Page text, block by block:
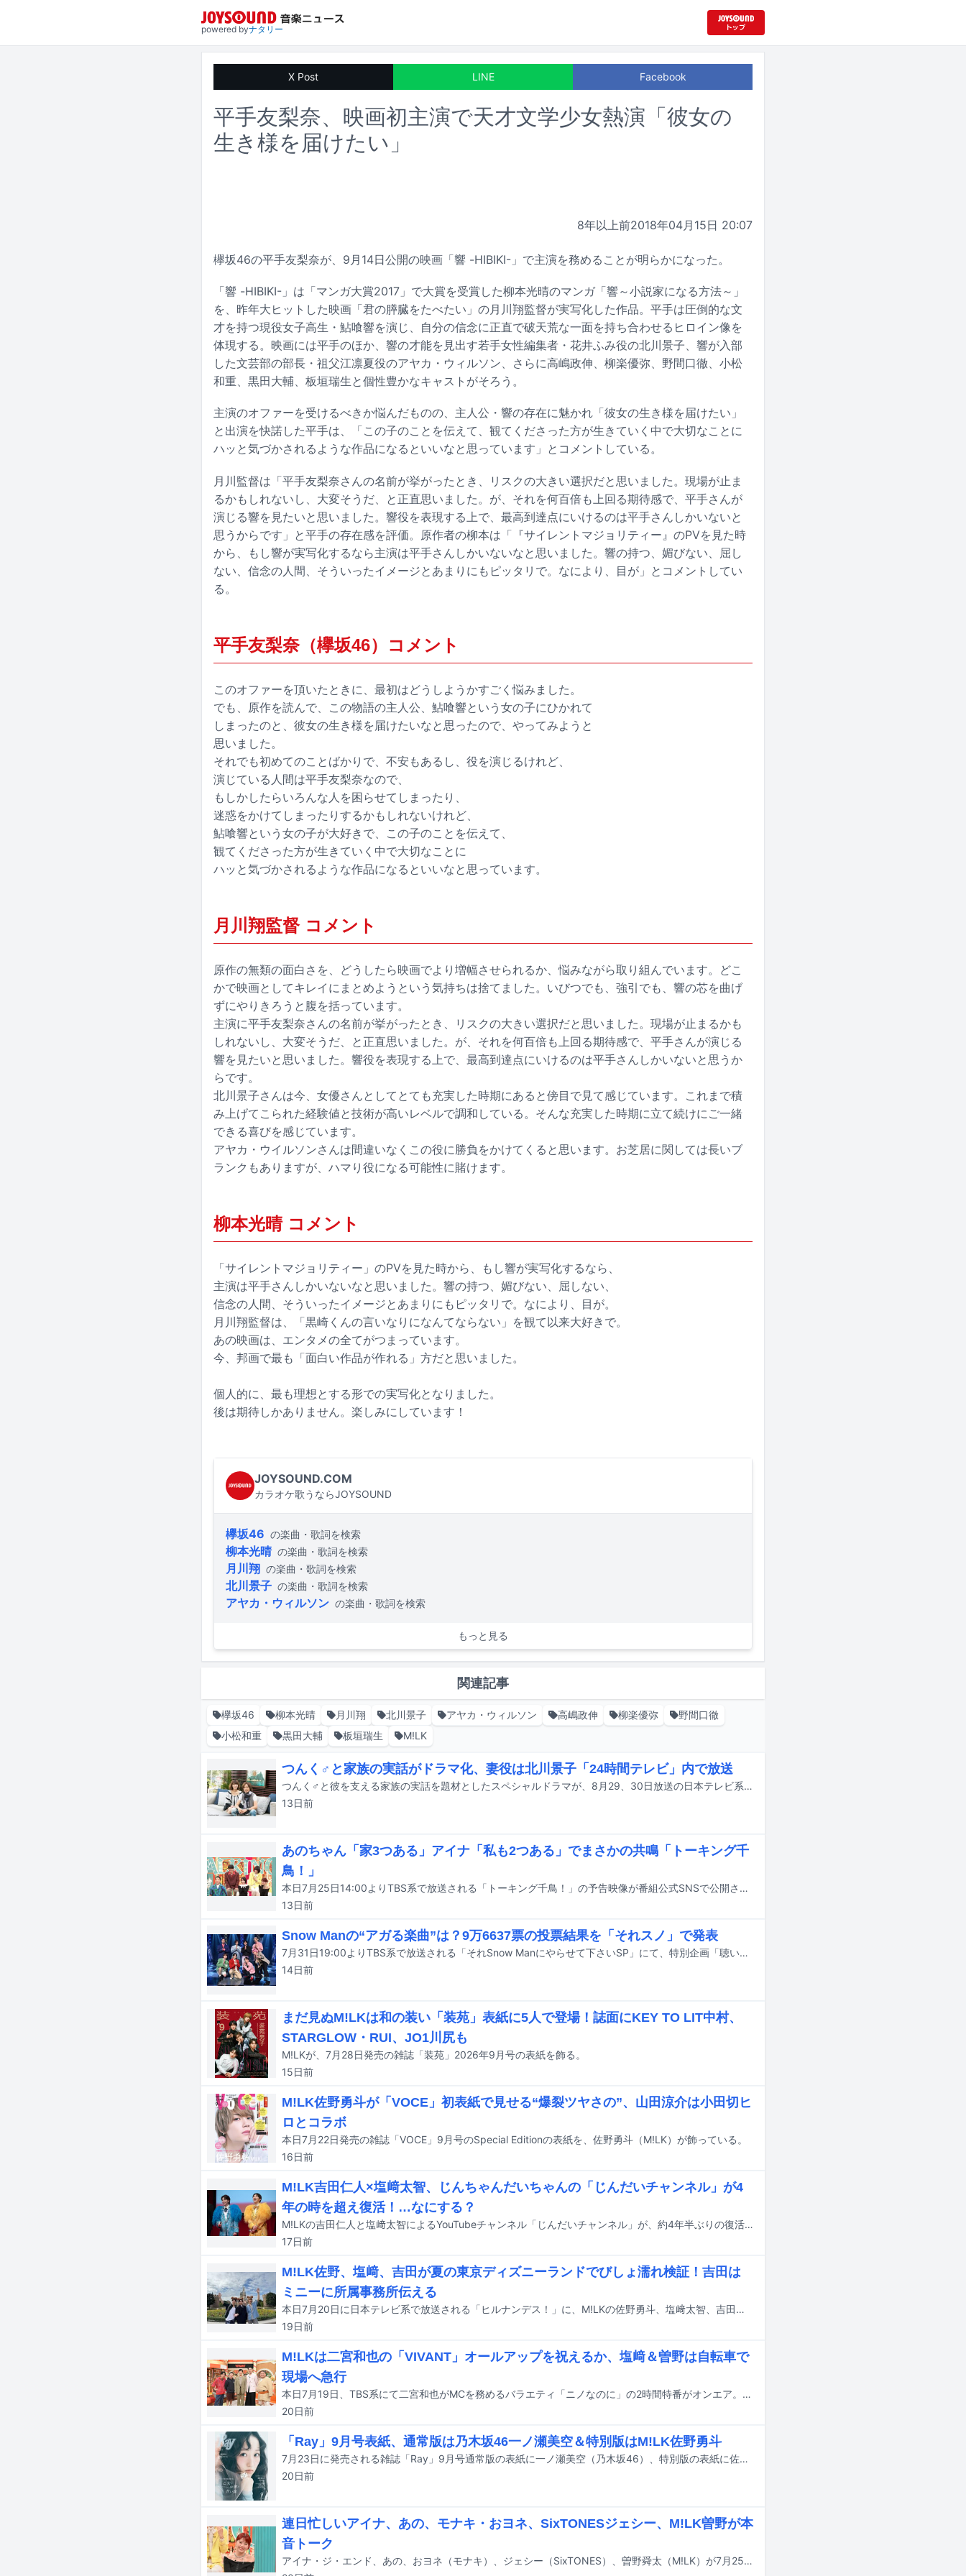
powered byナタリー
X Post LINE Facebook
平手友梨奈、映画初主演で天才文学少女熱演「彼女の
生き様を届けたい」
8年以上前2018年04月15日 20:07
欅坂46の平手友梨奈が、9月14日公開の映画「響 -HIBIKI-」で主演を務めることが明らかになった。
「響 -HIBIKI-」は「マンガ大賞2017」で大賞を受賞した柳本光晴のマンガ「響～小説家になる方法～」
を、昨年大ヒットした映画「君の膵臓をたべたい」の月川翔監督が実写化した作品。平手は圧倒的な文
才を持つ現役女子高生・鮎喰響を演じ、自分の信念に正直で破天荒な一面を持ち合わせるヒロイン像を
体現する。映画には平手のほか、響の才能を見出す若手女性編集者・花井ふみ役の北川景子、響が入部
した文芸部の部長・祖父江凛夏役のアヤカ・ウィルソン、さらに高嶋政伸、柳楽優弥、野間口徹、小松
和重、黒田大輔、板垣瑞生と個性豊かなキャストがそろう。
主演のオファーを受けるべきか悩んだものの、主人公・響の存在に魅かれ「彼女の生き様を届けたい」
と出演を快諾した平手は、「この子のことを伝えて、観てくださった方が生きていく中で大切なことに
ハッと気づかされるような作品になるといいなと思っています」とコメントしている。
月川監督は「平手友梨奈さんの名前が挙がったとき、リスクの大きい選択だと思いました。現場が止ま
るかもしれないし、大変そうだ、と正直思いました。が、それを何百倍も上回る期待感で、平手さんが
演じる響を見たいと思いました。響役を表現する上で、最高到達点にいけるのは平手さんしかいないと
思うからです」と平手の存在感を評価。原作者の柳本は「『サイレントマジョリティー』のPVを見た時
から、もし響が実写化するなら主演は平手さんしかいないなと思いました。響の持つ、媚びない、屈し
ない、信念の人間、そういったイメージとあまりにもピッタリで。なにより、目が」とコメントしてい
る。
平手友梨奈（欅坂46）コメント
このオファーを頂いたときに、最初はどうしようかすごく悩みました。
でも、原作を読んで、この物語の主人公、鮎喰響という女の子にひかれて
しまったのと、彼女の生き様を届けたいなと思ったので、やってみようと
思いました。
それでも初めてのことばかりで、不安もあるし、役を演じるけれど、
演じている人間は平手友梨奈なので、
もしかしたらいろんな人を困らせてしまったり、
迷惑をかけてしまったりするかもしれないけれど、
鮎喰響という女の子が大好きで、この子のことを伝えて、
観てくださった方が生きていく中で大切なことに
ハッと気づかされるような作品になるといいなと思っています。
月川翔監督 コメント
原作の無類の面白さを、どうしたら映画でより増幅させられるか、悩みながら取り組んでいます。どこ
かで映画としてキレイにまとめようという気持ちは捨てました。いびつでも、強引でも、響の芯を曲げ
ずにやりきろうと腹を括っています。
主演に平手友梨奈さんの名前が挙がったとき、リスクの大きい選択だと思いました。現場が止まるかも
しれないし、大変そうだ、と正直思いました。が、それを何百倍も上回る期待感で、平手さんが演じる
響を見たいと思いました。響役を表現する上で、最高到達点にいけるのは平手さんしかいないと思うか
らです。
北川景子さんは今、女優さんとしてとても充実した時期にあると傍目で見て感じています。これまで積
み上げてこられた経験値と技術が高いレベルで調和している。そんな充実した時期に立て続けにご一緒
できる喜びを感じています。
アヤカ・ウイルソンさんは間違いなくこの役に勝負をかけてくると思います。お芝居に関しては長いブ
ランクもありますが、ハマり役になる可能性に賭けます。
柳本光晴 コメント
「サイレントマジョリティー」のPVを見た時から、もし響が実写化するなら、
主演は平手さんしかいないなと思いました。響の持つ、媚びない、屈しない、
信念の人間、そういったイメージとあまりにもピッタリで。なにより、目が。
月川翔監督は、「黒崎くんの言いなりになんてならない」を観て以来大好きで。
あの映画は、エンタメの全てがつまっています。
今、邦画で最も「面白い作品が作れる」方だと思いました。
個人的に、最も理想とする形での実写化となりました。
後は期待しかありません。楽しみにしています！
JOYSOUND.COM
カラオケ歌うならJOYSOUND
欅坂46 の楽曲・歌詞を検索
柳本光晴 の楽曲・歌詞を検索
月川翔 の楽曲・歌詞を検索
北川景子 の楽曲・歌詞を検索
アヤカ・ウィルソン の楽曲・歌詞を検索
もっと見る
関連記事
欅坂46 柳本光晴 月川翔 北川景子 アヤカ・ウィルソン 高嶋政伸 柳楽優弥
野間口徹
小松和重
黒田大輔 板垣瑞生 M!LK
つんく♂と家族の実話がドラマ化、妻役は北川景子「24時間テレビ」内で放送
つんく♂と彼を支える家族の実話を題材としたスペシャルドラマが、8月29、30日放送の日本テレビ系「24時間テレビ49-愛は地球を救う-」内でオンエアされる。
13日前
あのちゃん「家3つある」アイナ「私も2つある」でまさかの共鳴「トーキング千
鳥！」
本日7月25日14:00よりTBS系で放送される「トーキング千鳥！」の予告映像が番組公式SNSで公開された。
13日前
Snow Manの“アガる楽曲”は？9万6637票の投票結果を「それスノ」で発表
7月31日19:00よりTBS系で放送される「それSnow Manにやらせて下さいSP」にて、特別企画「聴いただけで気分ブチアゲ↑テンションが上がるSnow Manの楽曲ランキング」がオンエアされる。
14日前
まだ見ぬM!LKは和の装い「装苑」表紙に5人で登場！誌面にKEY TO LIT中村、
STARGLOW・RUI、JO1川尻も
M!LKが、7月28日発売の雑誌「装苑」2026年9月号の表紙を飾る。
15日前
M!LK佐野勇斗が「VOCE」初表紙で見せる“爆裂ツヤさの”、山田涼介は小田切ヒ
ロとコラボ
本日7月22日発売の雑誌「VOCE」9月号のSpecial Editionの表紙を、佐野勇斗（M!LK）が飾っている。
16日前
M!LK吉田仁人×塩﨑太智、じんちゃんだいちゃんの「じんだいチャンネル」が4
年の時を超え復活！…なにする？
M!LKの吉田仁人と塩﨑太智によるYouTubeチャンネル「じんだいチャンネル」が、約4年半ぶりの復活を遂げた。
17日前
M!LK佐野、塩﨑、吉田が夏の東京ディズニーランドでびしょ濡れ検証！吉田は
ミニーに所属事務所伝える
本日7月20日に日本テレビ系で放送される「ヒルナンデス！」に、M!LKの佐野勇斗、塩﨑太智、吉田仁人がVTR出演する。
19日前
M!LKは二宮和也の「VIVANT」オールアップを祝えるか、塩﨑＆曽野は自転車で
現場へ急行
本日7月19日、TBS系にて二宮和也がMCを務めるバラエティ「ニノなのに」の2時間特番がオンエア。M!LK、稲葉通陽（B&ZAI）らが出演する。
20日前
「Ray」9月号表紙、通常版は乃木坂46一ノ瀬美空＆特別版はM!LK佐野勇斗
7月23日に発売される雑誌「Ray」9月号通常版の表紙に一ノ瀬美空（乃木坂46）、特別版の表紙に佐野勇斗（M!LK）が登場する。
20日前
連日忙しいアイナ、あの、モナキ・おヨネ、SixTONESジェシー、M!LK曽野が本
音トーク
アイナ・ジ・エンド、あの、おヨネ（モナキ）、ジェシー（SixTONES）、曽野舜太（M!LK）が7月25日にTBS系で放送される番組「トーキング千鳥！」に出演する。